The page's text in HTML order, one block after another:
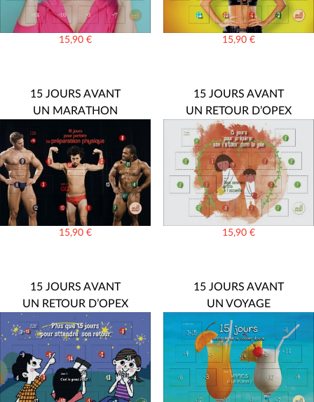
15,90€ 15,90 €
15 JOURS AVANT
UN MARATHON
15,90€
15 JOURS AVANT
UN RETOUR D’OPEX
15,90 €
15 JOURS AVANT
UN RETOUR D’OPEX
15 JOURS AVANT
UN VOYAGE